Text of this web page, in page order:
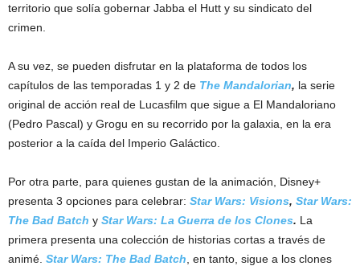
territorio que solía gobernar Jabba el Hutt y su sindicato del
crimen.
A su vez, se pueden disfrutar en la plataforma de todos los
capítulos de las temporadas 1 y 2 de The Mandalorian, la serie
original de acción real de Lucasfilm que sigue a El Mandaloriano
(Pedro Pascal) y Grogu en su recorrido por la galaxia, en la era
posterior a la caída del Imperio Galáctico.
Por otra parte, para quienes gustan de la animación, Disney+
presenta 3 opciones para celebrar: Star Wars: Visions, Star Wars:
The Bad Batch y Star Wars: La Guerra de los Clones. La
primera presenta una colección de historias cortas a través de
animé. Star Wars: The Bad Batch , en tanto, sigue a los clones